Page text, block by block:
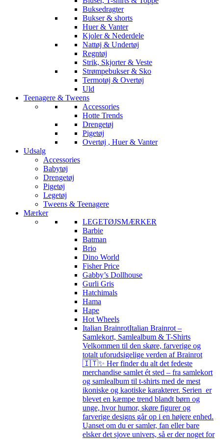
Buksedragter
Bukser & shorts
Huer & Vanter
Kjoler & Nederdele
Nattøj & Undertøj
Regntøj
Strik, Skjorter & Veste
Strømpebukser & Sko
Termotøj & Overtøj
Uld
Teenagere & Tweens
Accessories
Hotte Trends
Drengetøj
Pigetøj
Overtøj , Huer & Vanter
Udsalg
Accessories
Babytøj
Drengetøj
Pigetøj
Legetøj
Tweens & Teenagere
Mærker
LEGETØJSMÆRKER
Barbie
Batman
Brio
Dino World
Fisher Price
Gabby’s Dollhouse
Gurli Gris
Hatchimals
Hama
Hape
Hot Wheels
Italian BrainrotItalian Brainrot –
Samlekort, Samlealbum & T-Shirts
Velkommen til den skøre, farverige og
totalt uforudsigelige verden af Brainrot
🇮🇹✨ Her finder du alt det fedeste
merchandise samlet ét sted – fra samlekort
og samlealbum til t-shirts med de mest
ikoniske og kaotiske karakterer. Serien er
blevet en kæmpe trend blandt børn og
unge, hvor humor, skøre figurer og
farverige designs går op i en højere enhed.
Uanset om du er samler, fan eller bare
elsker det sjove univers, så er der noget for